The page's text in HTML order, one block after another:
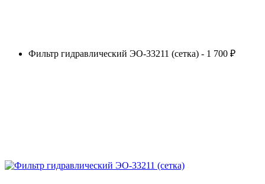
Фильтр гидравлический ЭО-33211 (сетка) - 1 700 ₽